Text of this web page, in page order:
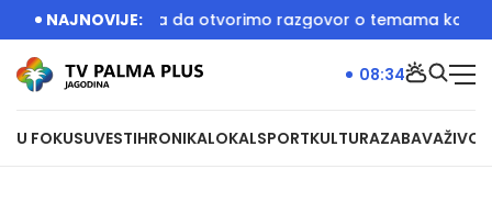
NAJNOVIJE:
je bila prilika da otvorimo razgovor o temama koje će
U FOKUSUVESTIHRONIKALOKALSPORTKULTURAZABAVAŽIVOT
08:34